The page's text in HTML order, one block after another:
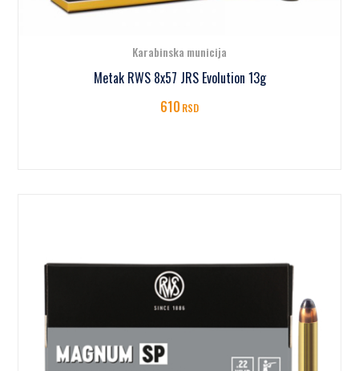
Karabinska municija
Metak RWS 8x57 JRS Evolution 13g
610RSD